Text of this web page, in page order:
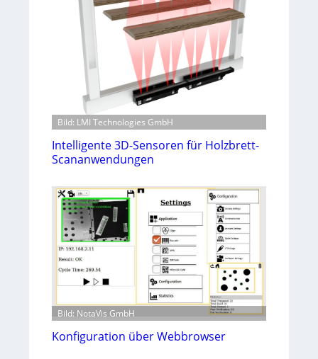
Bild: LMI Technologies GmbH
Intelligente 3D-Sensoren für Holzbrett-
Scananwendungen
Bild: NotaVis GmbH
Konfiguration über Webbrowser